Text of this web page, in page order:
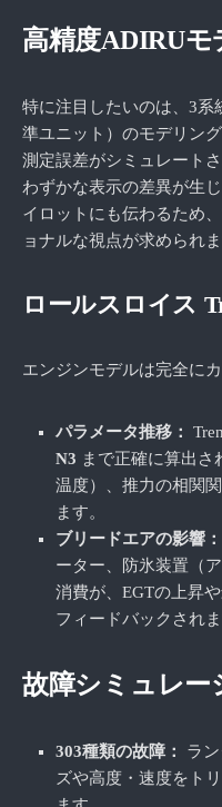
高精度ADIRUモ
特に注目したいのは、3系
準ユニット）のモデリン
測定誤差がシミュレート
わずかな表示の差異が生
イロットにも伝わるため
ョナルな視点が求められま
ロールスロイス
エンジンモデルは完全に
パラメータ推移：
N3 まで正確に算出さ
温度）、推力の相関
ます。
ブリードエアの影響：
ーター、防氷装置（
消費が、EGTの上昇
フィードバックされま
故障シミュレー
303種類の故障：
ラ
ズや高度・速度をト